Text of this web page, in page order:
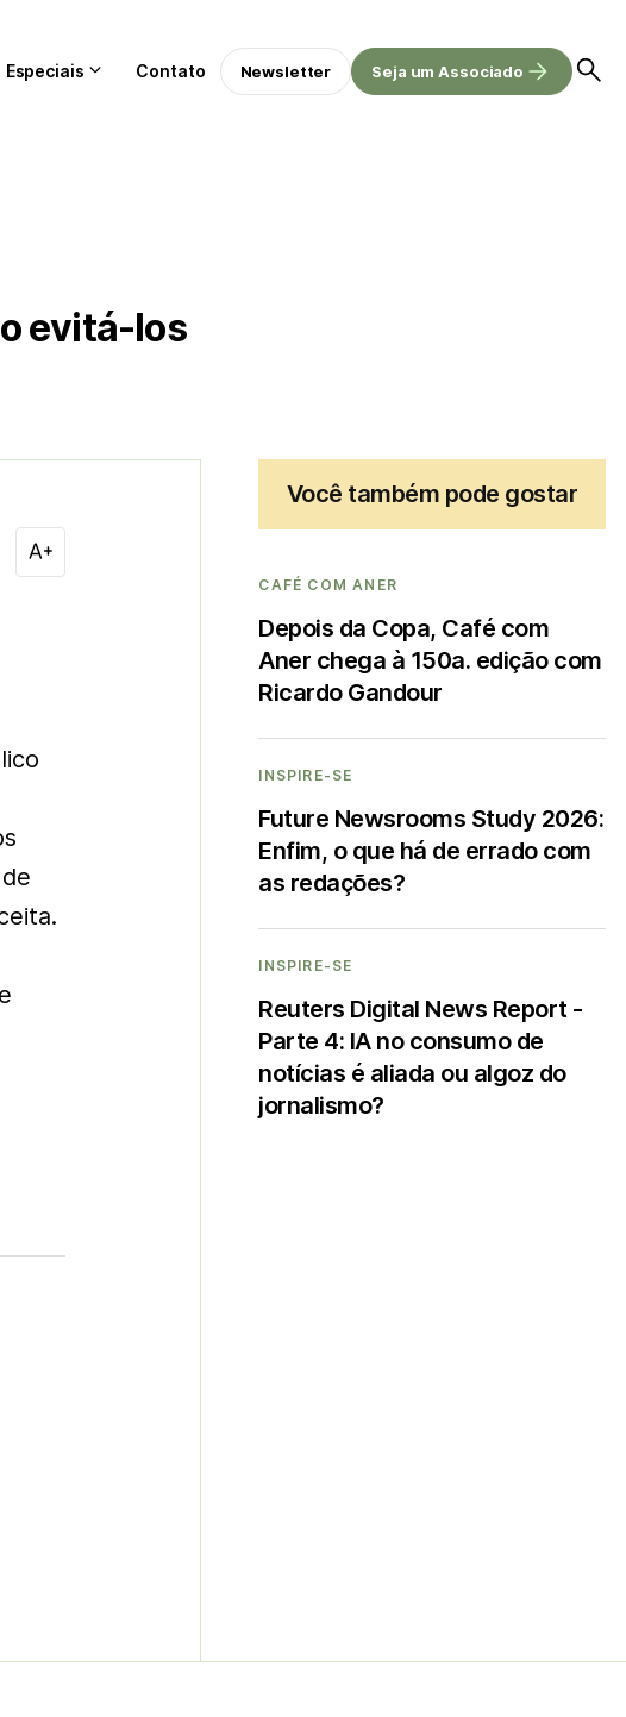
Especiais Contato Newsletter Seja um Associado
evitá-los
Você também pode gostar
CAFÉ COM ANER
Depois da Copa, Café com
Aner chega à 150a. edição com
Ricardo Gandour
INSPIRE-SE
Future Newsrooms Study 2026:
Enfim, o que há de errado com
as redações?
INSPIRE-SE
Reuters Digital News Report -
Parte 4: IA no consumo de
notícias é aliada ou algoz do
jornalismo?